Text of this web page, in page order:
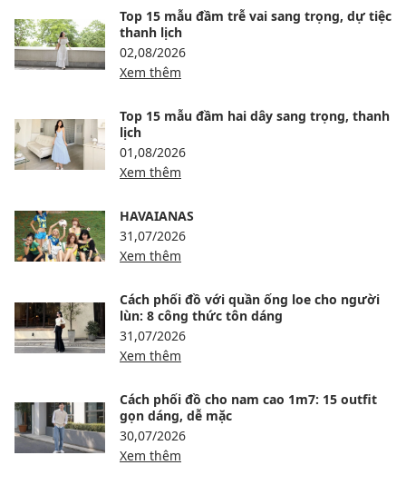
Top 15 mẫu đầm trễ vai sang trọng, dự tiệc
thanh lịch
02,08/2026
Xem thêm
Top 15 mẫu đầm hai dây sang trọng, thanh
lịch
01,08/2026
Xem thêm
HAVAIANAS
31,07/2026
Xem thêm
Cách phối đồ với quần ống loe cho người
lùn: 8 công thức tôn dáng
31,07/2026
Xem thêm
Cách phối đồ cho nam cao 1m7: 15 outfit
gọn dáng, dễ mặc
30,07/2026
Xem thêm